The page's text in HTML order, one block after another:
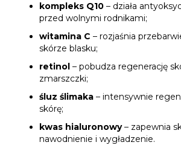
kompleks Q10 – działa
przed wolnymi rodnikami;
witamina C – rozjaśnia
skórze blasku;
retinol – pobudza regenerację
zmarszczki;
śluz ślimaka – intensywnie
skórę;
kwas hialuronowy– zapewnia
nawodnienie i wygładzenie.